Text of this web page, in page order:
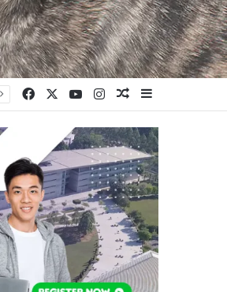
Facebook YouTubeInstagramRandom Article